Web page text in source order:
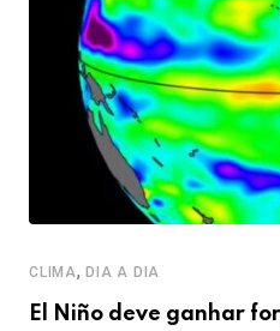
CLIMA, DIA A DIA
El Niño deve ganhar